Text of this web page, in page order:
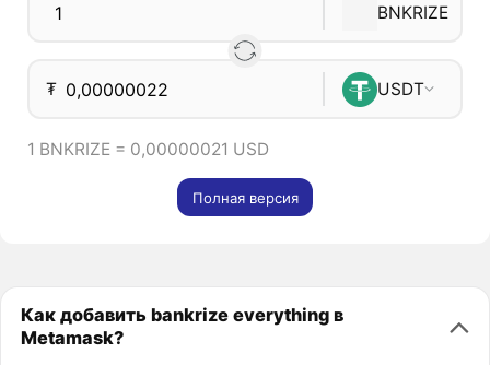
BNKRIZE
₮ USDT
1 BNKRIZE = 0,00000021 USD
Полная версия
Как добавить bankrize everything в
Metamask?